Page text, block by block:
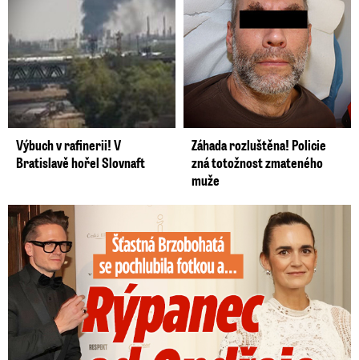
Výbuch v rafinerii! V
Bratislavě hořel Slovnaft
Záhada rozluštěna! Policie
zná totožnost zmateného
muže
Šťastná Brzobohatá se pochlubila fotkou: Rýpanec od Ondřeje